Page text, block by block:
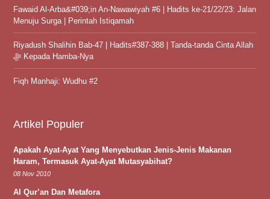
Fawaid Al-Arba&#039;in An-Nawawiyah #6 | Hadits ke-21/22/23: Jalan
Menuju Surga | Perintah Istiqamah
Riyadush Shalihin Bab-47 | Hadits#387-388 | Tanda-tanda Cinta Allah
ﷻ Kepada Hamba-Nya
Fiqh Manhaji: Wudhu #2
Artikel Populer
Apakah Ayat-Ayat Yang Menyebutkan Jenis-Jenis Makanan
Haram, Termasuk Ayat-Ayat Mutasyabihat?
08 Nov 2010
Al Qur’an Dan Metafora